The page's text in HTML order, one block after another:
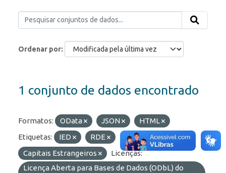
Ordenar por
1 conjunto de dados encontrado
Formatos: OData JSON
HTML
Etiquetas:
IED
RDE
Capitais Estrangeiros
Licenças:
Licença Aberta para Bases de Dados (ODbL) do